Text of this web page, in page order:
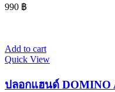
990 ฿
Add to cart
Quick View
ปลอกแฮนด์ DOMINO